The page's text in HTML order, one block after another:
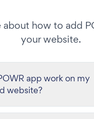
about how to add
your website.
app work on my
website?